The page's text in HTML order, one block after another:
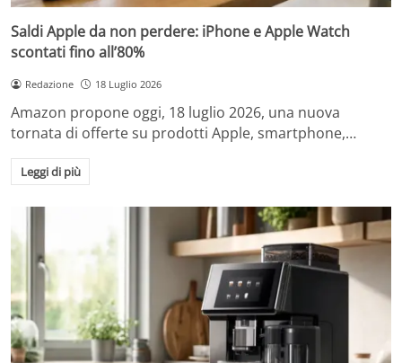
Saldi Apple da non perdere: iPhone e Apple Watch
scontati fino all’80%
Redazione 18 Luglio 2026
Amazon propone oggi, 18 luglio 2026, una nuova
tornata di offerte su prodotti Apple, smartphone,…
Leggi di più